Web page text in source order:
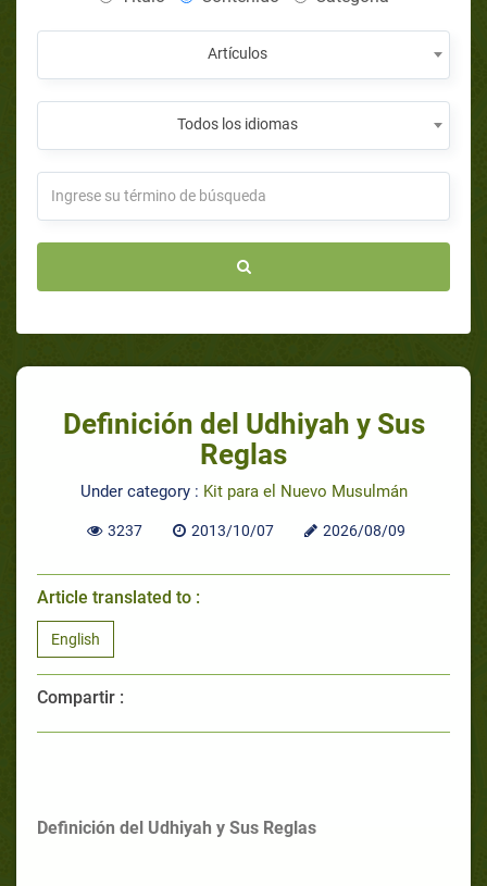
Artículos
Todos los idiomas
Definición del Udhiyah y Sus
Reglas
Under category : Kit para el Nuevo Musulmán
3237 2013/10/07 2026/08/09
Article translated to :
English
Compartir :
Definición del Udhiyah y Sus Reglas